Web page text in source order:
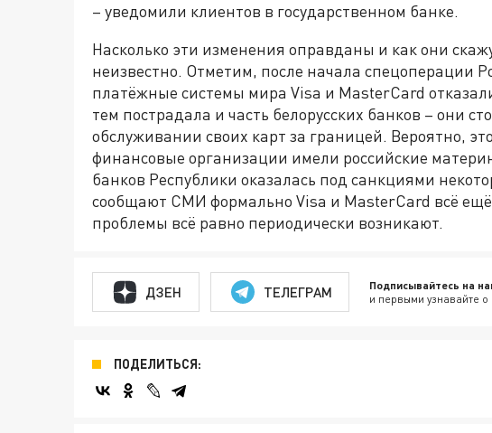
– уведомили клиентов в государственном банке.
Насколько эти изменения оправданы и как они
неизвестно. Отметим, после начала спецоперации
платёжные системы мира Visa и MasterCard
тем пострадала и часть белорусских банков – они
обслуживании своих карт за границей. Вероятно,
финансовые организации имели российские
банков Республики оказалась под санкциями
сообщают СМИ формально Visa и MasterCard всё
проблемы всё равно периодически возникают.
ДЗЕН ТЕЛЕГРАМ Подписывайтесь на
и первыми узнавайте
ПОДЕЛИТЬСЯ: